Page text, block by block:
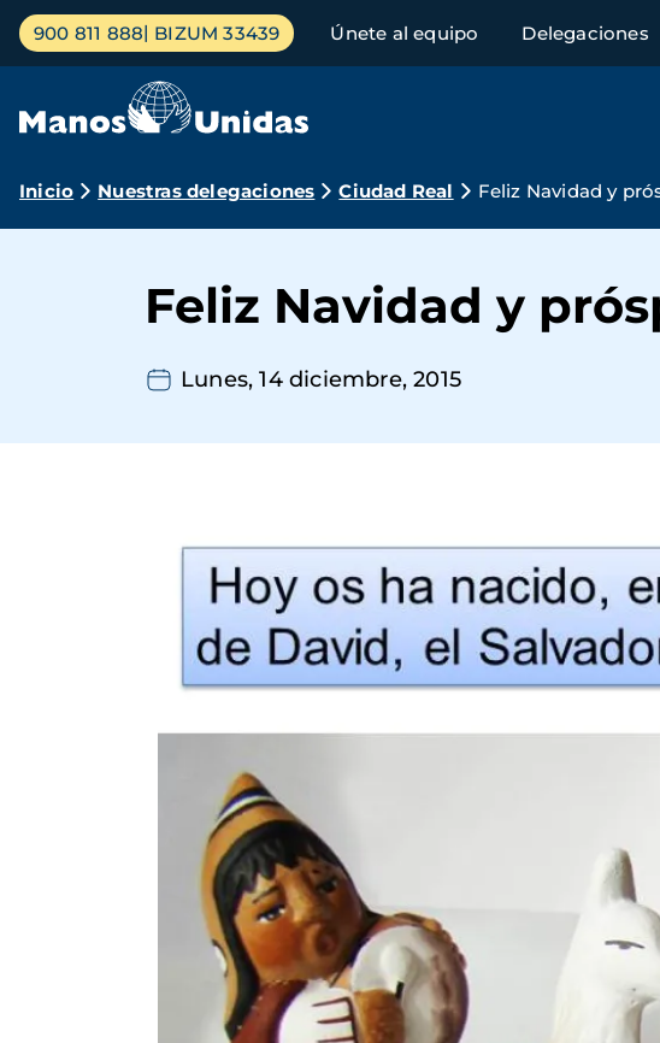
Pasar
contenido
Menú
principal
900 811 888 BIZUM 33439 Únete al equipo Delegaciones
Ruta
navegación
Inicio Nuestras delegaciones Ciudad Real Feliz Navidad y
Feliz Navidad y
Lunes, 14 diciembre, 2015